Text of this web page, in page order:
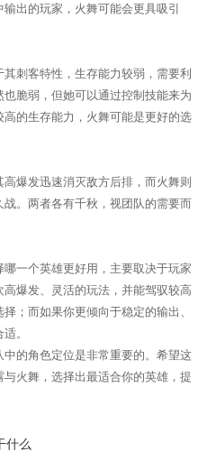
出的玩家，火舞可能会更具吸引
刺客特性，生存能力较弱，需要利
脆弱，但她可以通过控制技能来为
的生存能力，火舞可能是更好的选
爆发迅速消灭敌方后排，而火舞则
。两者各有千秋，视团队的需要而
一个英雄更好用，主要取决于玩家
爆发、灵活的玩法，并能驾驭较高
；而如果你更倾向于稳定的输出、
。
的角色定位是非常重要的。希望这
火舞，选择出最适合你的英雄，提
什么